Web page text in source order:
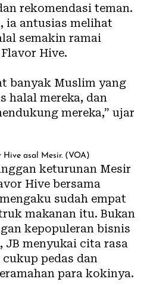
rekomendasi teman.
ia antusias melihat
semakin ramai
Hive.
banyak Muslim yang
halal mereka, dan
mereka,” ujar
Hive asal Mesir. (VOA)
keturunan Mesir
Hive bersama
sudah empat
makanan itu. Bukan
kepopuleran bisnis
JB menyukai cita rasa
pedas dan
para kokinya.